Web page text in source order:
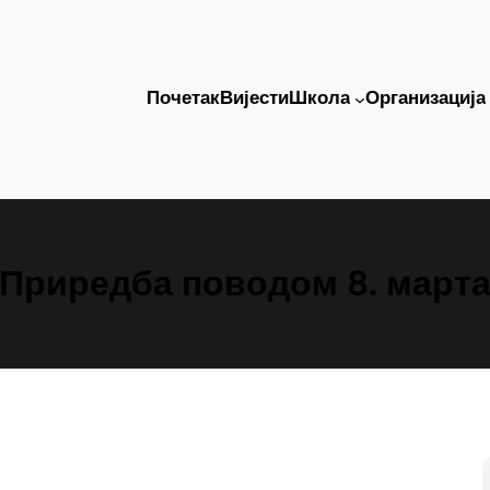
ПочетакВијестиШкола Организација
Приредба поводом 8. марта